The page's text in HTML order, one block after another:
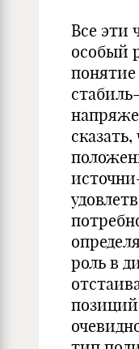
Все эти
особый
роль в